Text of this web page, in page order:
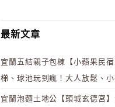
最新文章
宜蘭五結親子包棟【小蘋果民
梯、球池玩到瘋！大人放鬆、小
宜蘭泡麵土地公【頭城玄德宮